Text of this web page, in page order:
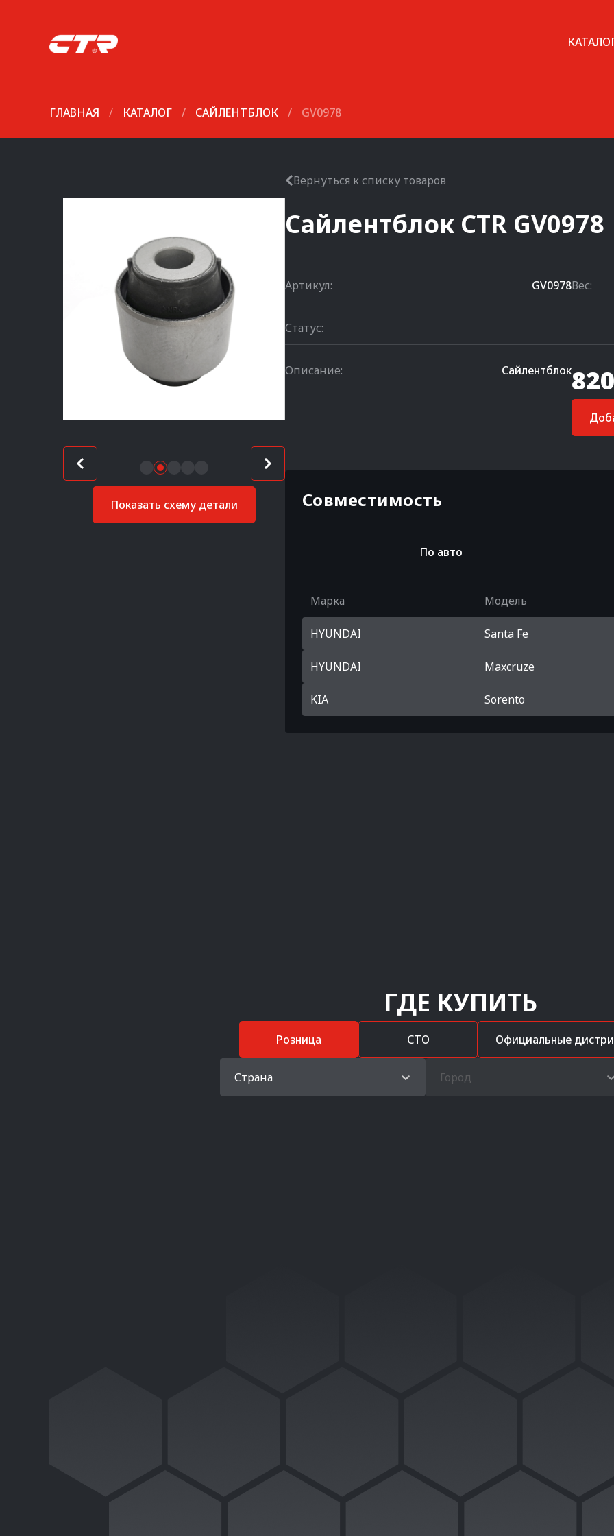
ГЛАВНАЯ / КАТАЛОГ / САЙЛЕНТБЛОК / GV0978
Показать схему детали
Вернуться к списку товаров
Сайлентблок CTR GV0978
Артикул: GV0978Вес:
Статус:
Описание: Сайлентблок
Совместимость
По авто
Марка Модель
HYUNDAI Santa Fe
HYUNDAI Maxcruze
KIA Sorento
ГДЕ КУПИТЬ
Розница СТО Официальные
Страна Город